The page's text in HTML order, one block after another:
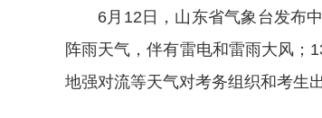
6月12日，山东省气象台发布
阵雨天气，伴有雷电和雷雨大风
地强对流等天气对考务组织和考生